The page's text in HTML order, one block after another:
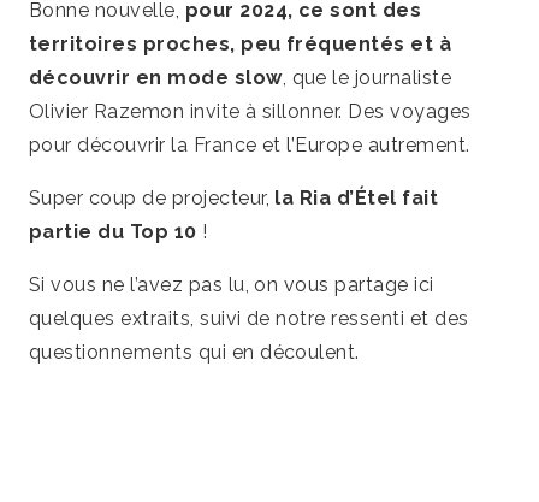
Bonne nouvelle, pour 2024, ce sont des
territoires proches, peu fréquentés et à
découvrir en mode slow, que le journaliste
Olivier Razemon invite à sillonner. Des voyages
pour découvrir la France et l’Europe autrement.
Super coup de projecteur, la Ria d’Étel fait
partie du Top 10 !
Si vous ne l’avez pas lu, on vous partage ici
quelques extraits, suivi de notre ressenti et des
questionnements qui en découlent.